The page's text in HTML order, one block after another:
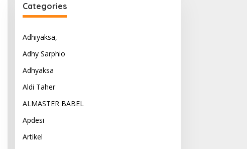
Categories
Adhiyaksa,
Adhy Sarphio
Adhyaksa
Aldi Taher
ALMASTER BABEL
Apdesi
Artikel